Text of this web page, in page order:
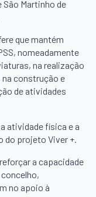
São Martinho de
que mantém
nomeadamente
na realização
construção e
de atividades
atividade física e a
do projeto Viver +.
a capacidade
no apoio à